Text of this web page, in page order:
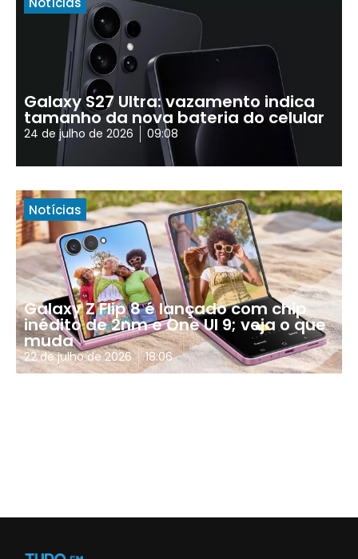
Galaxy S27 Ultra: vazamento indica
tamanho da nova bateria do celular
24 de julho de 2026 09:08
Notícias
Galaxy Z Flip 8 é lançado com chip
inédito de 2nm e One UI 9; veja o que
muda
22 de julho de 2026 18:06